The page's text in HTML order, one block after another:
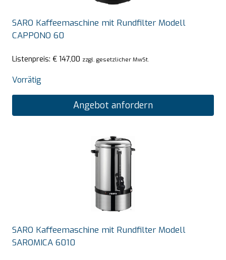
SARO Kaffeemaschine mit Rundfilter Modell
CAPPONO 60
Listenpreis: € 147,00 zzgl. gesetzlicher MwSt.
Vorrätig
Angebot anfordern
SARO Kaffeemaschine mit Rundfilter Modell
SAROMICA 6010